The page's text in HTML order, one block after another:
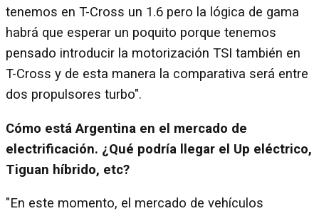
tenemos en T-Cross un 1.6 pero la lógica de gama
habrá que esperar un poquito porque tenemos
pensado introducir la motorización TSI también en
T-Cross y de esta manera la comparativa será entre
dos propulsores turbo".
Cómo está Argentina en el mercado de
electrificación. ¿Qué podría llegar el Up eléctrico,
Tiguan híbrido, etc?
"En este momento, el mercado de vehículos